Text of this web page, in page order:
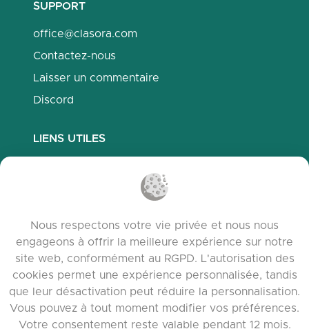
SUPPORT
office@clasora.com
Contactez-nous
Laisser un commentaire
Discord
LIENS UTILES
Politique de confidentialité
Conditions d’utilisation
Notes de version
Nous respectons votre vie privée et nous nous
engageons à offrir la meilleure expérience sur notre
site web, conformément au RGPD. L'autorisation des
cookies permet une expérience personnalisée, tandis
que leur désactivation peut réduire la personnalisation.
Vous pouvez à tout moment modifier vos préférences.
Votre consentement reste valable pendant 12 mois.